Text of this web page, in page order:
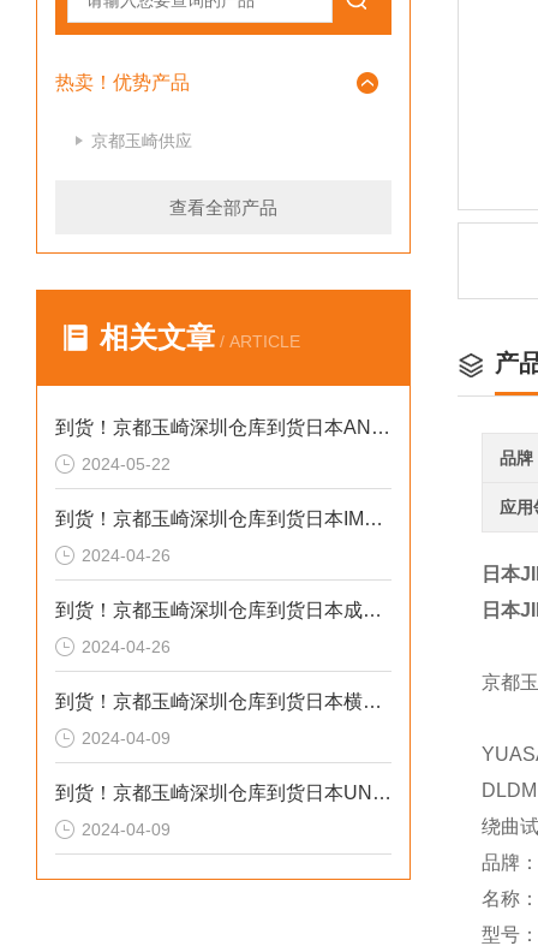
热卖！优势产品
京都玉崎供应
查看全部产品
相关文章 / ARTICLE
到货！京都玉崎深圳仓库到货日本AND 电子秤HV-60KCEP
2024-05-22
到货！京都玉崎深圳仓库到货日本IMADA 推拉力计 DST-20N
2024-04-26
到货！京都玉崎深圳仓库到货日本成茂锻针仪MF2
2024-04-26
到货！京都玉崎深圳仓库到货日本横河 电导率仪传感器 SC8SG-R31-T-305-P1-A
2024-04-09
到货！京都玉崎深圳仓库到货日本UNITTA音波式皮带张力计U-550替换U-508
2024-04-09
产
品牌
应用
日本
日本
京都
绕曲
品牌
名称
型号